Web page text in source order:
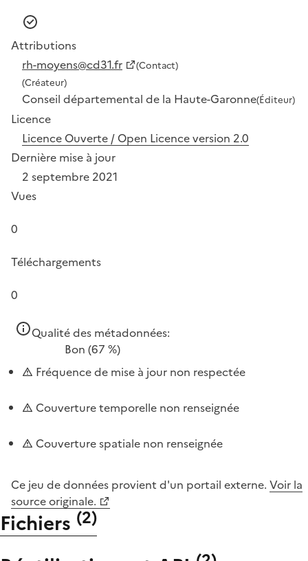
Attributions
rh-moyens@cd31.fr
(Contact)
(Créateur)
Conseil départemental de la Haute-Garonne(Éditeur)
Licence
Licence Ouverte / Open Licence version 2.0
Dernière mise à jour
2 septembre 2021
Vues
0
Téléchargements
0
Qualité des métadonnées:
Bon (67 %)
Fréquence de mise à jour non respectée
Couverture temporelle non renseignée
Couverture spatiale non renseignée
Ce jeu de données provient d'un portail externe. Voir la
source originale.
Fichiers (2)